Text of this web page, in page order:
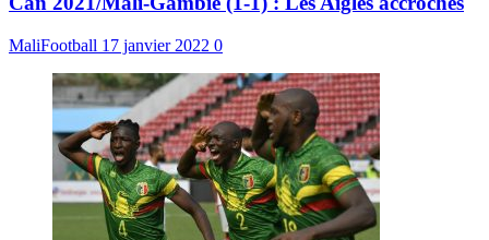
MaliFootball 17 janvier 2022 0